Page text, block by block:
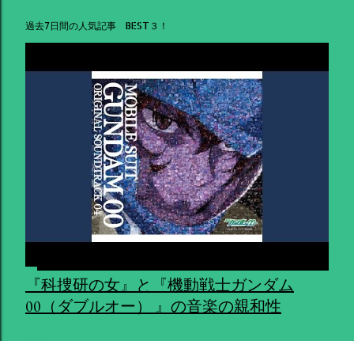
過去7日間の人気記事 BEST３！
『科捜研の女』と『機動戦士ガンダム
00（ダブルオー） 』の音楽の親和性